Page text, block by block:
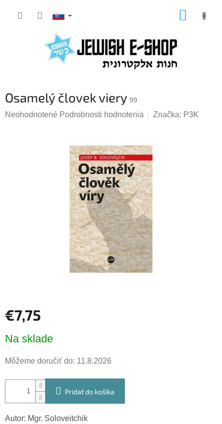
Osamelý človek viery 99
Priemerné
Neohodnotené Podrobnosti hodnotenia Značka: P3K
€7,75
cena:
Na sklade
Môžeme doručiť do: 11.8.2026
Pridať do košíka
Autor: Mgr. Soloveitchik